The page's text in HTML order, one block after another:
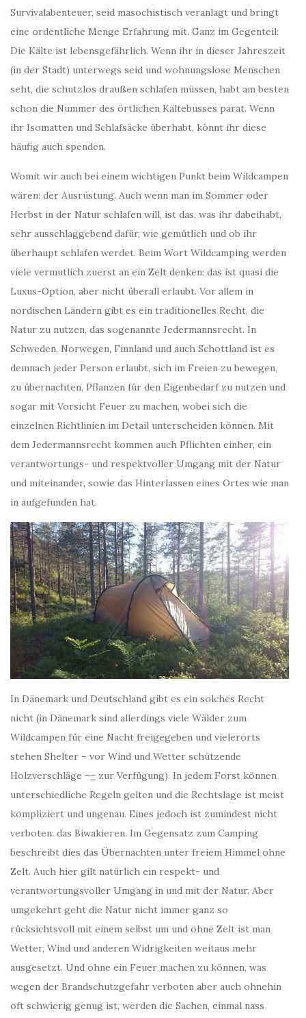
Survivalabenteuer, seid masochistisch veranlagt und bringt
eine ordentliche Menge Erfahrung mit. Ganz im Gegenteil:
Die Kälte ist lebensgefährlich. Wenn ihr in dieser Jahreszeit
(in der Stadt) unterwegs seid und wohnungslose Menschen
seht, die schutzlos draußen schlafen müssen, habt am besten
schon die Nummer des örtlichen Kältebusses parat. Wenn
ihr Isomatten und Schlafsäcke überhabt, könnt ihr diese
häufig auch spenden.
Womit wir auch bei einem wichtigen Punkt beim Wildcampen
wären: der Ausrüstung. Auch wenn man im Sommer oder
Herbst in der Natur schlafen will, ist das, was ihr dabeihabt,
sehr ausschlaggebend dafür, wie gemütlich und ob ihr
überhaupt schlafen werdet. Beim Wort Wildcamping werden
viele vermutlich zuerst an ein Zelt denken: das ist quasi die
Luxus-Option, aber nicht überall erlaubt. Vor allem in
nordischen Ländern gibt es ein traditionelles Recht, die
Natur zu nutzen, das sogenannte Jedermannsrecht. In
Schweden, Norwegen, Finnland und auch Schottland ist es
demnach jeder Person erlaubt, sich im Freien zu bewegen,
zu übernachten, Pflanzen für den Eigenbedarf zu nutzen und
sogar mit Vorsicht Feuer zu machen, wobei sich die
einzelnen Richtlinien im Detail unterscheiden können. Mit
dem Jedermannsrecht kommen auch Pflichten einher, ein
verantwortungs- und respektvoller Umgang mit der Natur
und miteinander, sowie das Hinterlassen eines Ortes wie man
in aufgefunden hat.
In Dänemark und Deutschland gibt es ein solches Recht
nicht (in Dänemark sind allerdings viele Wälder zum
Wildcampen für eine Nacht freigegeben und vielerorts
stehen Shelter – vor Wind und Wetter schützende
Holzverschläge –– zur Verfügung). In jedem Forst können
unterschiedliche Regeln gelten und die Rechtslage ist meist
kompliziert und ungenau. Eines jedoch ist zumindest nicht
verboten: das Biwakieren. Im Gegensatz zum Camping
beschreibt dies das Übernachten unter freiem Himmel ohne
Zelt. Auch hier gilt natürlich ein respekt- und
verantwortungsvoller Umgang in und mit der Natur. Aber
umgekehrt geht die Natur nicht immer ganz so
rücksichtsvoll mit einem selbst um und ohne Zelt ist man
Wetter, Wind und anderen Widrigkeiten weitaus mehr
ausgesetzt. Und ohne ein Feuer machen zu können, was
wegen der Brandschutzgefahr verboten aber auch ohnehin
oft schwierig genug ist, werden die Sachen, einmal nass